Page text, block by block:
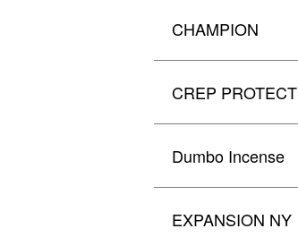
CHAMPION
CREP PROTECT
Dumbo Incense
EXPANSION NY